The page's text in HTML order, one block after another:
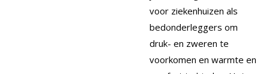
voor ziekenhuizen als
bedonderleggers om
druk- en zweren te
voorkomen en warmte en